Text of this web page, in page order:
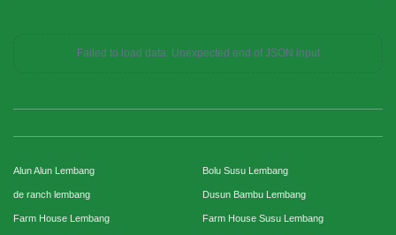
Failed to load data: Unexpected end of JSON input
Alun Alun Lembang Bolu Susu Lembang
de ranch lembang Dusun Bambu Lembang
Farm House Lembang Farm House Susu Lembang